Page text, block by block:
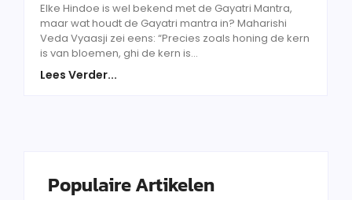
Elke Hindoe is wel bekend met de Gayatri Mantra,
maar wat houdt de Gayatri mantra in? Maharishi
Veda Vyaasji zei eens: “Precies zoals honing de kern
is van bloemen, ghi de kern is...
Lees Verder...
Populaire Artikelen